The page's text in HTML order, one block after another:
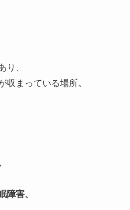
り、
収まっている場所。
障害、